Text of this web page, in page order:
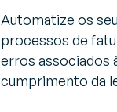
Automatize os
processos de
erros associados
cumprimento da